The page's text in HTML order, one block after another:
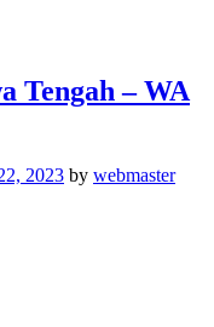
Tengah – WA
2023 by webmaster